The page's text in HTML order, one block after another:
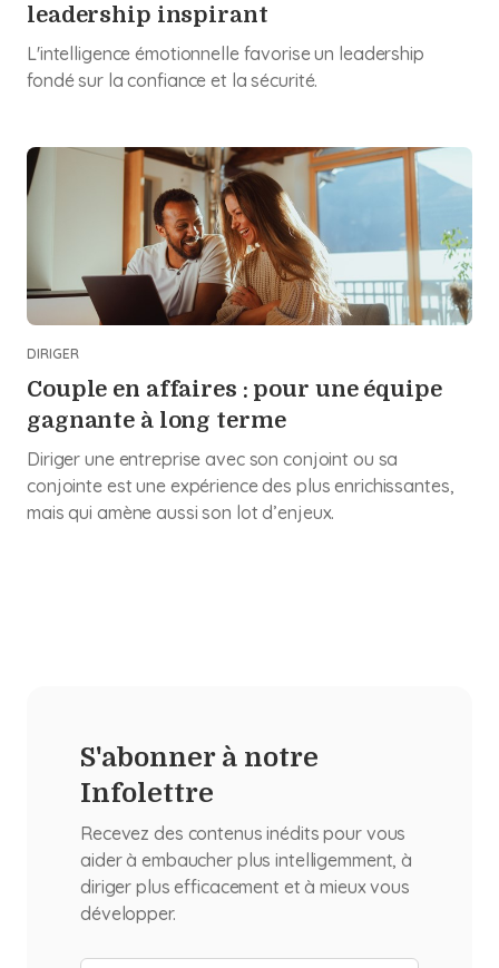
leadership inspirant
L'intelligence émotionnelle favorise un leadership
fondé sur la confiance et la sécurité.
DIRIGER
Couple en affaires : pour une équipe
gagnante à long terme
Diriger une entreprise avec son conjoint ou sa
conjointe est une expérience des plus enrichissantes,
mais qui amène aussi son lot d’enjeux.
S'abonner à notre
Infolettre
Recevez des contenus inédits pour vous
aider à embaucher plus intelligemment, à
diriger plus efficacement et à mieux vous
développer.